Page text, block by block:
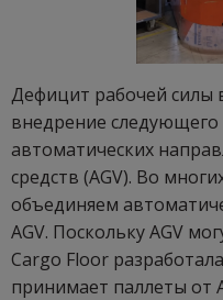
Дефицит рабочей силы
внедрение следующего
автоматических
средств (AGV). Во
объединяем
AGV. Поскольку AGV
Cargo Floor
принимает паллеты от